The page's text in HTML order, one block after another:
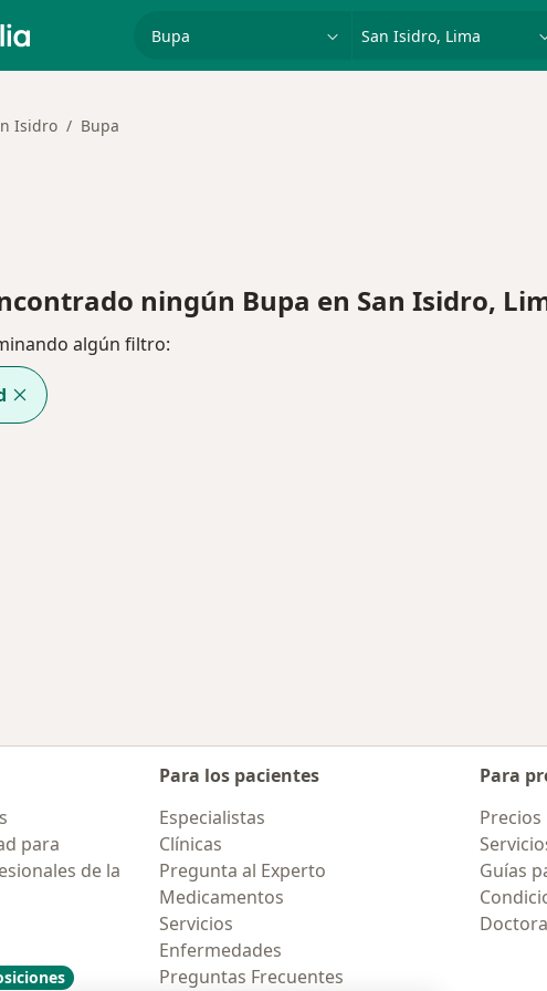
Isidro Bupa
ningún Bupa en San Isidro,
algún filtro:
para
de la
Para los pacientes
Especialistas
Clínicas
Pregunta al Experto
Medicamentos
Servicios
Enfermedades
Preguntas Frecuentes
Para
Precios
Guías